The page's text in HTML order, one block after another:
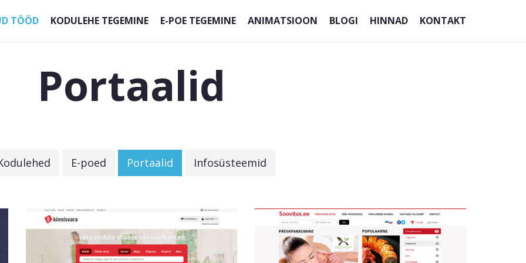
TÖÖD KODULEHE TEGEMINE E-POE TEGEMINE ANIMATSIOON BLOGI HINNAD KONTAKT
Portaalid
E-poed Portaalid Infosüsteemid